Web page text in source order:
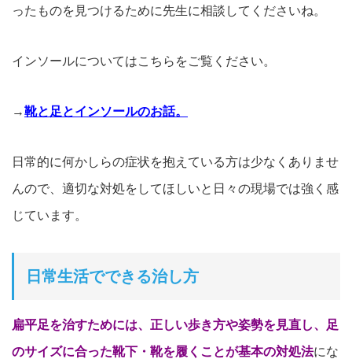
ったものを見つけるために先生に相談してくださいね。
インソールについてはこちらをご覧ください。
→靴と足とインソールのお話。
日常的に何かしらの症状を抱えている方は少なくありませ
んので、適切な対処をしてほしいと日々の現場では強く感
じています。
日常生活でできる治し方
扁平足を治すためには、正しい歩き方や姿勢を見直し、足
のサイズに合った靴下・靴を履くことが基本の対処法にな